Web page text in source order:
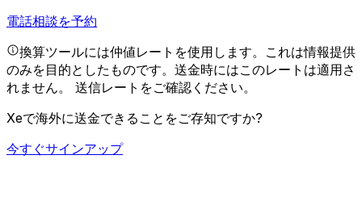
電話相談を予約
換算ツールには仲値レートを使用します。これは情報提供
のみを目的としたものです。送金時にはこのレートは適用さ
れません。 送信レートをご確認ください。
Xeで海外に送金できることをご存知ですか?
今すぐサインアップ